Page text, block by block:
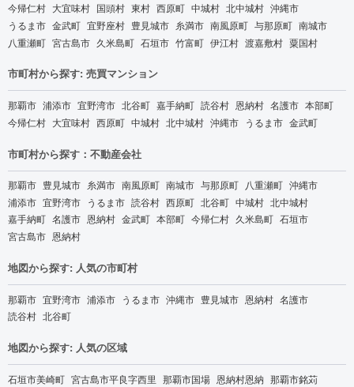
今帰仁村 大宜味村 国頭村 東村 西原町 中城村 北中城村 沖縄市
うるま市 金武町 宜野座村 豊見城市 糸満市 南風原町 与那原町 南城市
八重瀬町 宮古島市 久米島町 石垣市 竹富町 伊江村 渡嘉敷村 粟国村
市町村から探す: 売買マンション
那覇市 浦添市 宜野湾市 北谷町 嘉手納町 読谷村 恩納村 名護市 本部町
今帰仁村 大宜味村 西原町 中城村 北中城村 沖縄市 うるま市 金武町
市町村から探す：不動産会社
那覇市 豊見城市 糸満市 南風原町 南城市 与那原町 八重瀬町 沖縄市
浦添市 宜野湾市 うるま市 読谷村 西原町 北谷町 中城村 北中城村
嘉手納町 名護市 恩納村 金武町 本部町 今帰仁村 久米島町 石垣市
宮古島市 恩納村
地図から探す: 人気の市町村
那覇市 宜野湾市 浦添市 うるま市 沖縄市 豊見城市 恩納村 名護市
読谷村 北谷町
地図から探す: 人気の区域
石垣市美崎町 宮古島市平良字西里 那覇市国場 恩納村恩納 那覇市銘苅